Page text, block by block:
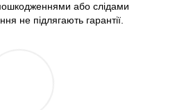
або слідами
не підлягають гарантії.